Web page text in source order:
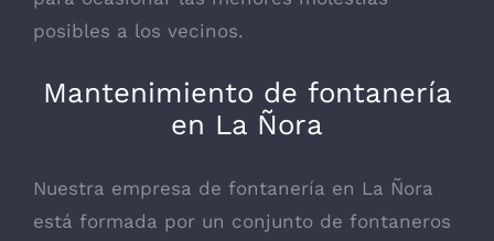
posibles a los vecinos.
Mantenimiento de fontanería
en La Ñora
Nuestra empresa de fontanería en La Ñora
está formada por un conjunto de fontaneros